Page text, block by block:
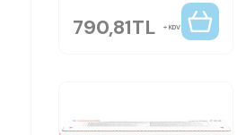
790,81TL KDV